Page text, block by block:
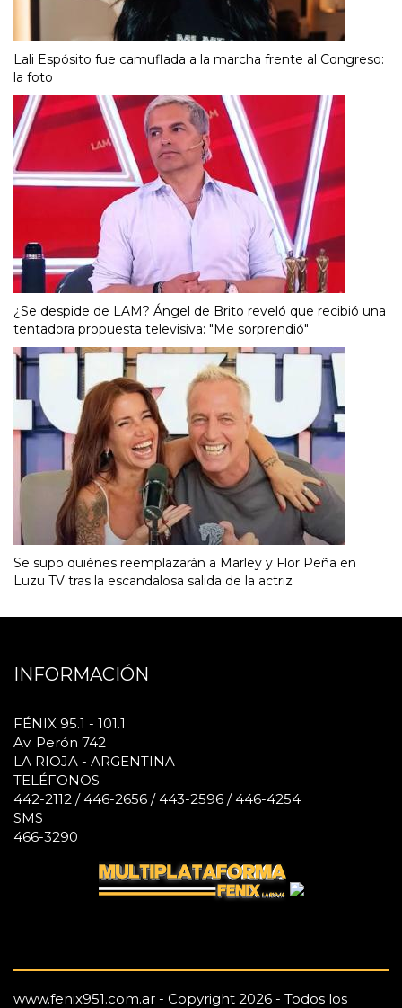
Lali Espósito fue camuflada a la marcha frente al Congreso:
la foto
¿Se despide de LAM? Ángel de Brito reveló que recibió una
tentadora propuesta televisiva: "Me sorprendió"
Se supo quiénes reemplazarán a Marley y Flor Peña en
Luzu TV tras la escandalosa salida de la actriz
INFORMACIÓN
FÉNIX 95.1 - 101.1
Av. Perón 742
LA RIOJA - ARGENTINA
TELÉFONOS
442-2112 / 446-2656 / 443-2596 / 446-4254
SMS
466-3290
www.fenix951.com.ar - Copyright 2026 - Todos los